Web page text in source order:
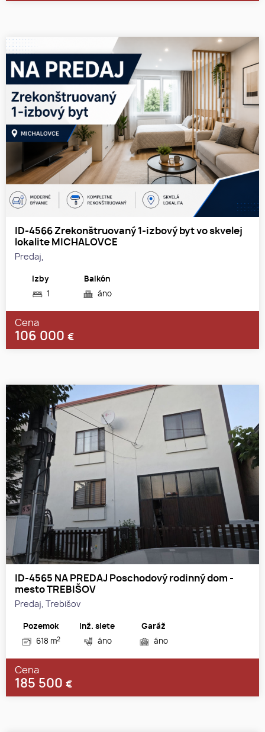
ID-4566 Zrekonštruovaný 1-izbový byt vo skvelej
lokalite MICHALOVCE
Predaj,
Izby
1
Balkón
áno
Cena
106 000 €
ID-4565 NA PREDAJ Poschodový rodinný dom -
mesto TREBIŠOV
Predaj, Trebišov
Pozemok
618 m2
Inž. siete
áno
Garáž
áno
Cena
185 500 €